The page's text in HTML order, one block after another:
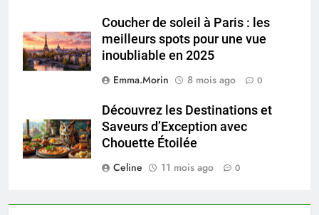
Coucher de soleil à Paris : les
meilleurs spots pour une vue
inoubliable en 2025
Emma.Morin
8 mois ago 0
Découvrez les Destinations et
Saveurs d’Exception avec
Chouette Étoilée
Celine
11 mois ago 0